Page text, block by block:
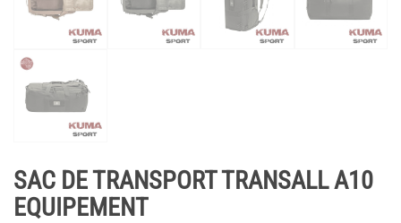
SAC DE TRANSPORT TRANSALL A10
EQUIPEMENT